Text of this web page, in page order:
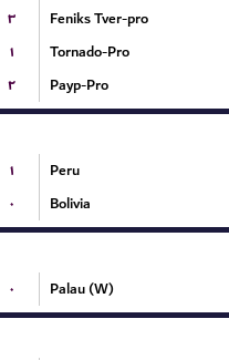
۳ Feniks Tver-pro
۱ Tornado-Pro
۲ Payp-Pro
۱ Peru
۰ Bolivia
۰ Palau (W)